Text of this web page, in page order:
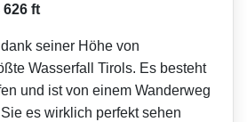
626 ft
seiner Höhe von
Wasserfall Tirols. Es besteht
und ist von einem Wanderweg
es wirklich perfekt sehen